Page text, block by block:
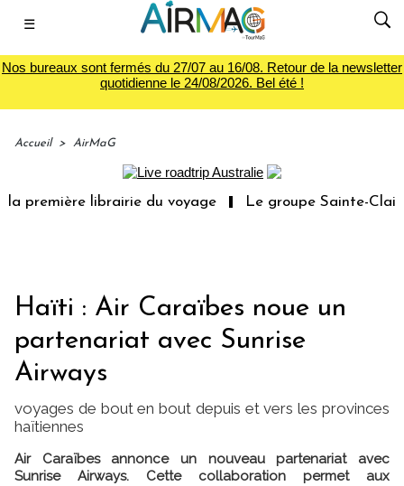
☰
Nos bureaux sont fermés du 27/07 au 16/08. Retour de la newsletter
quotidienne le 24/08/2026. Bel été !
Accueil > AirMaG
librairie du voyage Le groupe Sainte-Claire
Haïti : Air Caraïbes noue un
partenariat avec Sunrise
Airways
voyages de bout en bout depuis et vers les provinces
haïtiennes
Air Caraïbes annonce un nouveau partenariat avec
Sunrise Airways. Cette collaboration permet aux